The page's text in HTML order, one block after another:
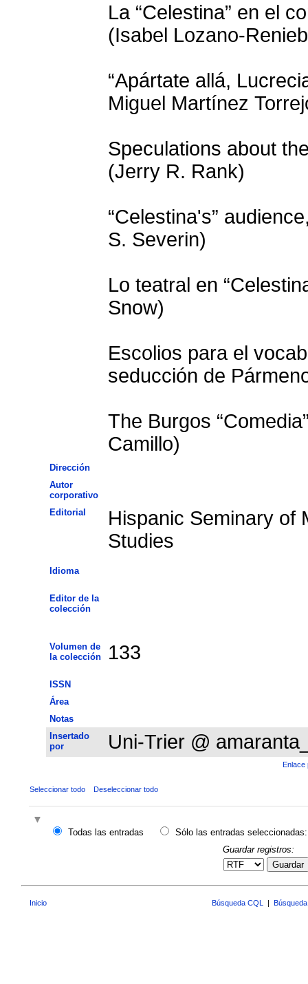
La “Celestina” en el
(Isabel Lozano-
“Apártate allá,
Miguel Martínez
Speculations about
(Jerry R. Rank)
“Celestina's”
S. Severin)
Lo teatral en
Snow)
Escolios para el
seducción de
The Burgos
Camillo)
Dirección
Autor
corporativo
Editorial
Hispanic Seminary of
Studies
Idioma
Editor de la
colección
Volumen de
la colección
133
ISSN
Área
Notas
Insertado
por
Uni-Trier @
Enlace
Seleccionar todo Deseleccionar todo
Todas las entradas
Sólo las entradas seleccionadas:
Guardar registros:
Guardar
Inicio Búsqueda CQL